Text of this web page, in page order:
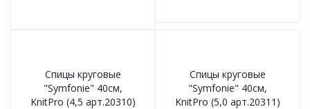
Спицы круговые
"Symfonie" 40см,
KnitPro (4,5 арт.20310)
Спицы круговые
"Symfonie" 40см,
KnitPro (5,0 арт.20311)